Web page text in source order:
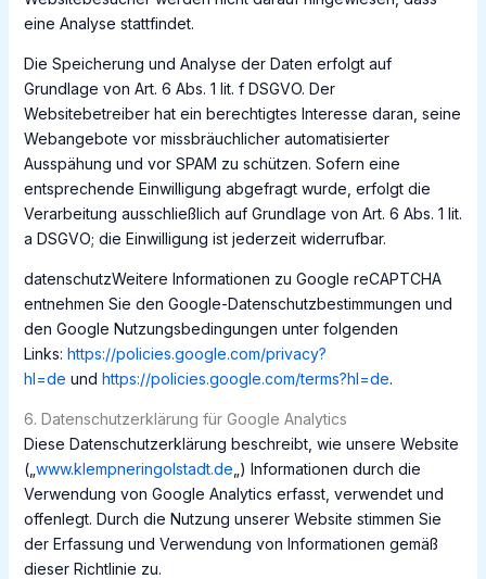
eine Analyse stattfindet.
Die Speicherung und Analyse der Daten erfolgt auf
Grundlage von Art. 6 Abs. 1 lit. f DSGVO. Der
Websitebetreiber hat ein berechtigtes Interesse daran, seine
Webangebote vor missbräuchlicher automatisierter
Ausspähung und vor SPAM zu schützen. Sofern eine
entsprechende Einwilligung abgefragt wurde, erfolgt die
Verarbeitung ausschließlich auf Grundlage von Art. 6 Abs. 1 lit.
a DSGVO; die Einwilligung ist jederzeit widerrufbar.
datenschutzWeitere Informationen zu Google reCAPTCHA
entnehmen Sie den Google-Datenschutzbestimmungen und
den Google Nutzungsbedingungen unter folgenden
Links: https://policies.google.com/privacy?
hl=de und https://policies.google.com/terms?hl=de.
6. Datenschutzerklärung für Google Analytics
Diese Datenschutzerklärung beschreibt, wie unsere Website
(„ www.klempneringolstadt.de „) Informationen durch die
Verwendung von Google Analytics erfasst, verwendet und
offenlegt. Durch die Nutzung unserer Website stimmen Sie
der Erfassung und Verwendung von Informationen gemäß
dieser Richtlinie zu.